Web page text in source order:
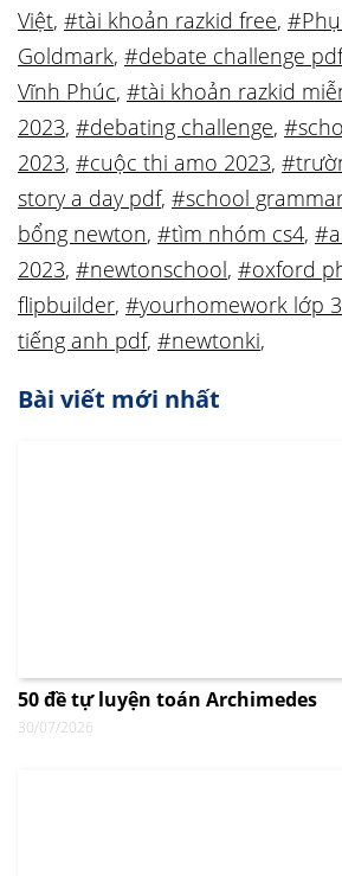
Việt, #tài khoản razkid free,
Goldmark, #debate challenge pdf
Vĩnh Phúc, #tài khoản razkid
2023, #debating challenge,
2023, #cuộc thi amo 2023,
story a day pdf, #school
bổng newton, #tìm nhóm cs4,
2023, #newtonschool, #oxford
flipbuilder, #yourhomework lớp 3
tiếng anh pdf, #newtonki,
Bài viết mới nhất
50 đề tự luyện toán Archimedes
30/07/2026